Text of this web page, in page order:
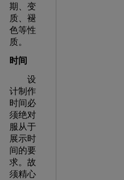
期、变
质、褪
色等性
质。
时间
设
计制作
时间必
须绝对
服从于
展示时
间的要
求。故
须精心